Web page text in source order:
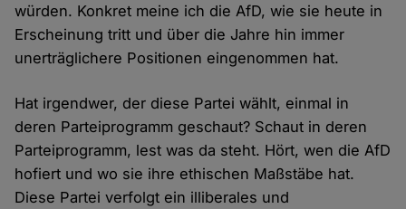
würden. Konkret meine ich die AfD, wie sie heute in
Erscheinung tritt und über die Jahre hin immer
unerträglichere Positionen eingenommen hat.
Hat irgendwer, der diese Partei wählt, einmal in
deren Parteiprogramm geschaut? Schaut in deren
Parteiprogramm, lest was da steht. Hört, wen die AfD
hofiert und wo sie ihre ethischen Maßstäbe hat.
Diese Partei verfolgt ein illiberales und